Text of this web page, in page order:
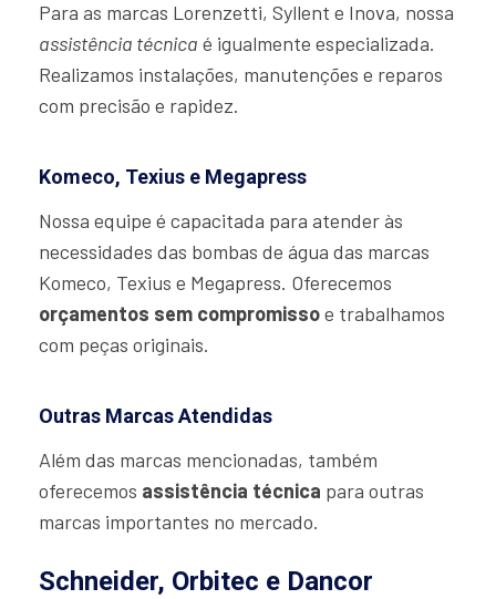
Para as marcas Lorenzetti, Syllent e Inova, nossa
assistência técnica é igualmente especializada.
Realizamos instalações, manutenções e reparos
com precisão e rapidez.
Komeco, Texius e Megapress
Nossa equipe é capacitada para atender às
necessidades das bombas de água das marcas
Komeco, Texius e Megapress. Oferecemos
orçamentos sem compromissoe trabalhamos
com peças originais.
Outras Marcas Atendidas
Além das marcas mencionadas, também
oferecemos assistência técnica para outras
marcas importantes no mercado.
Schneider, Orbitec e Dancor